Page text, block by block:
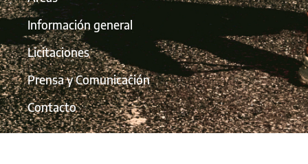
Información general
Licitaciones
Prensa y Comunicación
Contacto